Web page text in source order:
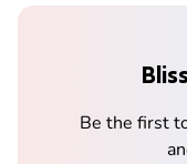
Be the first